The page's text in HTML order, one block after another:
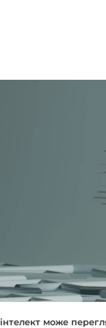
може